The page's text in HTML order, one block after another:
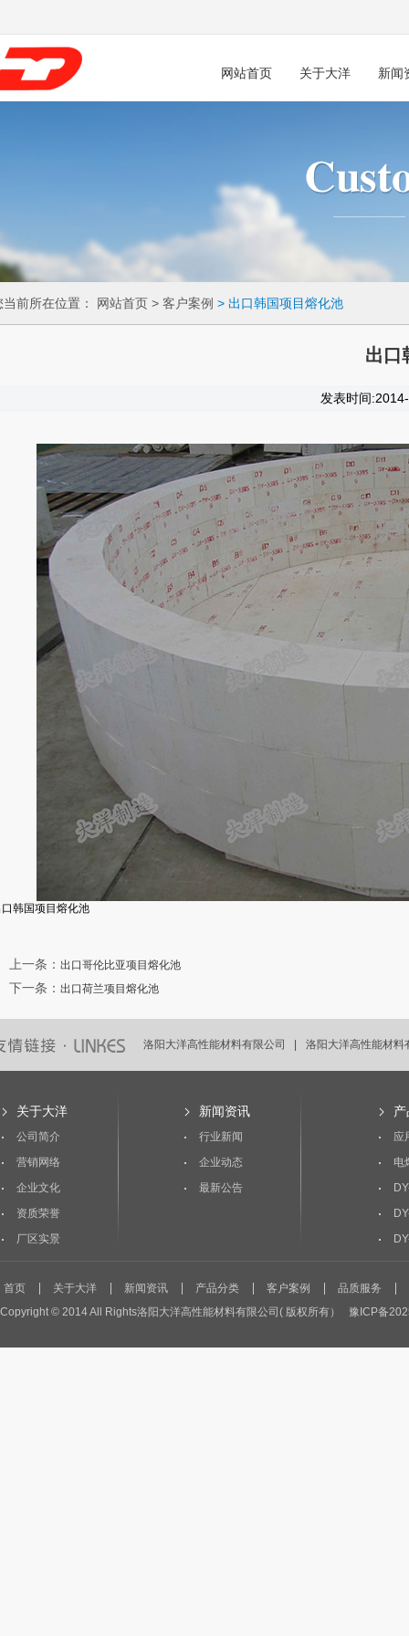
网站首页 关于大洋 新闻
当前所在位置： 网站首页 > 客户案例 > 出口韩国项目熔化池
出口
发表时间
韩国项目熔化池
上一条 ： 出口哥伦比亚项目熔化池
下一条 ： 出口荷兰项目熔化池
洛阳大洋高性能材料有限公司 | 洛阳大洋高性能材
关于大洋
公司简介
营销网络
企业文化
资质荣誉
厂区实景
新闻资讯
行业新闻
企业动态
最新公告
应
电
首页 关于大洋 新闻资讯 产品分类 客户案例
品质服务
Copyright © 2014 All Rights洛阳大洋高性能材料有限公司( 版权所有）
豫ICP备